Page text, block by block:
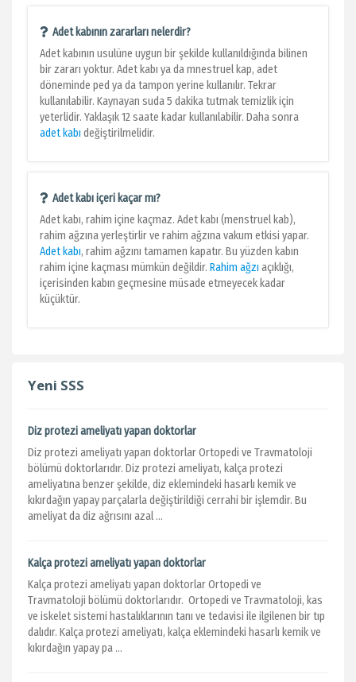
Adet kabının zararları nelerdir?
Adet kabının usulüne uygun bir şekilde kullanıldığında bilinen
bir zararı yoktur. Adet kabı ya da mnestruel kap, adet
döneminde ped ya da tampon yerine kullanılır. Tekrar
kullanılabilir. Kaynayan suda 5 dakika tutmak temizlik için
yeterlidir. Yaklaşık 12 saate kadar kullanılabilir. Daha sonra
adet kabı değiştirilmelidir.
Adet kabı içeri kaçar mı?
Adet kabı, rahim içine kaçmaz. Adet kabı (menstruel kab),
rahim ağzına yerleştirlir ve rahim ağzına vakum etkisi yapar.
Adet kabı, rahim ağzını tamamen kapatır. Bu yüzden kabın
rahim içine kaçması mümkün değildir. Rahim ağzı açıklığı,
içerisinden kabın geçmesine müsade etmeyecek kadar
küçüktür.
Yeni SSS
Diz protezi ameliyatı yapan doktorlar
Diz protezi ameliyatı yapan doktorlar Ortopedi ve Travmatoloji
bölümü doktorlarıdır. Diz protezi ameliyatı, kalça protezi
ameliyatına benzer şekilde, diz eklemindeki hasarlı kemik ve
kıkırdağın yapay parçalarla değiştirildiği cerrahi bir işlemdir. Bu
ameliyat da diz ağrısını azal ...
Kalça protezi ameliyatı yapan doktorlar
Kalça protezi ameliyatı yapan doktorlar Ortopedi ve
Travmatoloji bölümü doktorlarıdır. Ortopedi ve Travmatoloji, kas
ve iskelet sistemi hastalıklarının tanı ve tedavisi ile ilgilenen bir tıp
dalıdır. Kalça protezi ameliyatı, kalça eklemindeki hasarlı kemik ve
kıkırdağın yapay pa ...